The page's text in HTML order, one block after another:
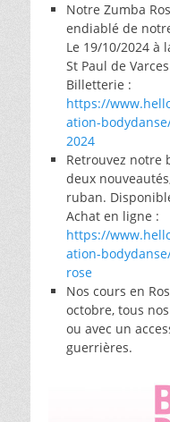
Notre Zumba
endiablé de
Le 19/10/2024 à
St Paul de Varces
Billetterie :
https://
ation-
2024
Retrouvez notre
deux
ruban.
Achat en ligne :
https://
ation-
rose
Nos cours en
octobre, tous
ou avec un
guerrières.